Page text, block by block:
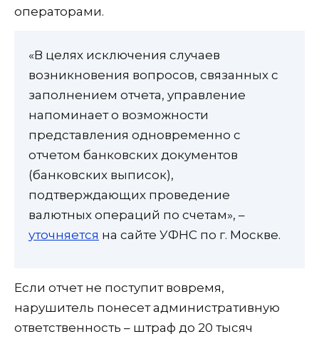
операторами.
«В целях исключения случаев
возникновения вопросов, связанных с
заполнением отчета, управление
напоминает о возможности
представления одновременно с
отчетом банковских документов
(банковских выписок),
подтверждающих проведение
валютных операций по счетам», –
уточняется на сайте УФНС по г. Москве.
Если отчет не поступит вовремя,
нарушитель понесет административную
ответственность – штраф до 20 тысяч